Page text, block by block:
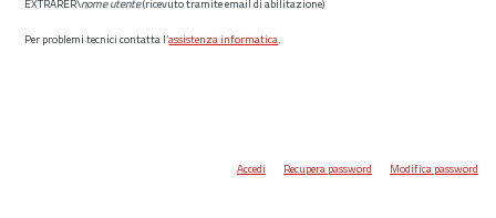
Per problemi tecnici contatta l’assistenza informatica.
Accedi Recupera password Modifica password